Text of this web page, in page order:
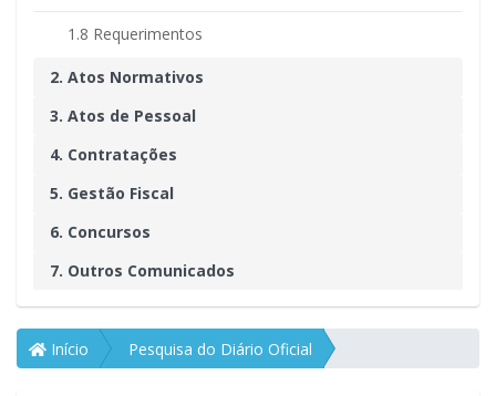
1.8 Requerimentos
2. Atos Normativos
3. Atos de Pessoal
4. Contratações
5. Gestão Fiscal
6. Concursos
7. Outros Comunicados
Início Pesquisa do Diário Oficial